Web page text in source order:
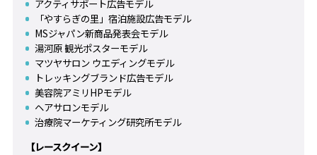
アクティサポート広告モデル
「やすらぎの里」宿泊施設広告モデル
MSジャパン新商品発表会モデル
湯河原 観光ポスターモデル
マツヤサロン ウエディングモデル
トレッキングブランド広告モデル
美容院アミリHPモデル
ヘアサロンモデル
治療院マーケティング研究所モデル
【レースクイーン】